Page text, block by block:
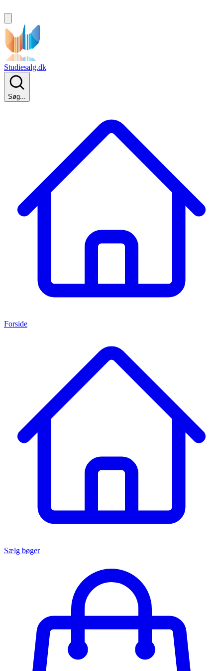
Studiesalg.dk
Søg...
Forside
Sælg bøger